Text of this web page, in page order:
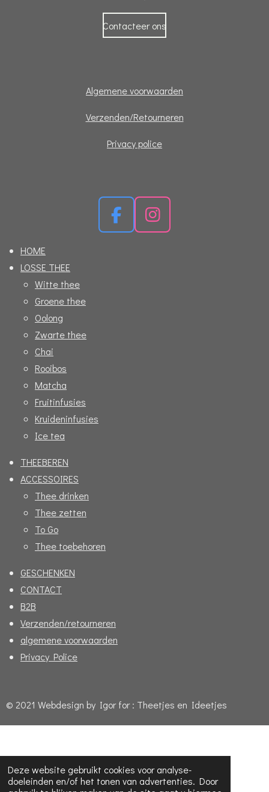
Deze website gebruikt cookies voor analyse-
doeleinden en/of het tonen van advertenties. Door
Contacteer ons
Algemene voorwaarden
Verzenden/Retourneren
Privacy police
F
a
I
n
HOME
LOSSE THEE
Witte thee
Groene thee
Oolong
Zwarte thee
Chai
Rooibos
Matcha
Fruitinfusies
Kruideninfusies
Ice tea
THEEBEREN
ACCESSOIRES
Thee drinken
Thee zetten
To Go
Thee toebehoren
GESCHENKEN
CONTACT
B2B
Verzenden/retourneren
algemene voorwaarden
Privacy Police
© 2021 Webdesign by Igor for : Theetjes en Ideetjes